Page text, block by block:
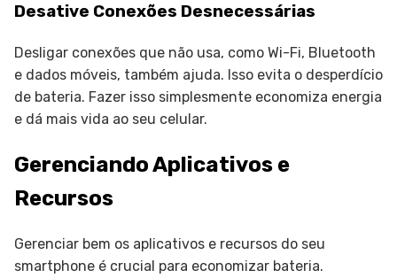
Desative Conexões Desnecessárias
Desligar conexões que não usa, como Wi-Fi, Bluetooth
e dados móveis, também ajuda. Isso evita o desperdício
de bateria. Fazer isso simplesmente economiza energia
e dá mais vida ao seu celular.
Gerenciando Aplicativos e
Recursos
Gerenciar bem os aplicativos e recursos do seu
smartphone é crucial para economizar bateria.